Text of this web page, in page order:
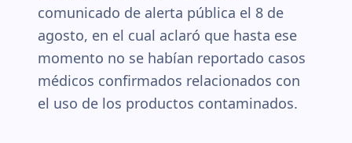
comunicado de alerta pública el 8 de
agosto, en el cual aclaró que hasta ese
momento no se habían reportado casos
médicos confirmados relacionados con
el uso de los productos contaminados.